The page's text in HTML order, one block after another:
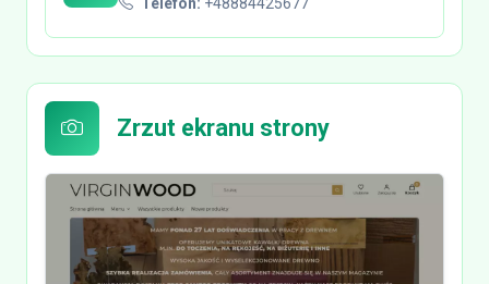
Zrzut ekranu strony